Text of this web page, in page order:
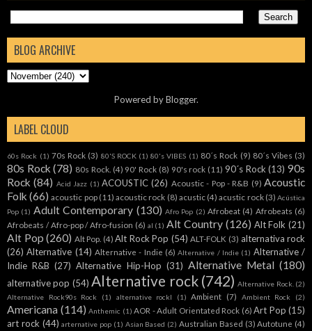
BLOG ARCHIVE
Powered byBlogger.
LABEL CLOUD
60s Rock (1) 70s Rock (3) 80'S ROCK (1) 80's VIBES (1) 80´s Rock (9) 80´s Vibes (3)
80s Rock (78) 80s Rock. (4) 90' Rock (8) 90's rock (11) 90´s Rock (13) 90s
Rock (84) Acid Jazz (1) ACOUSTIC (26) Acoustic - Pop - R&B (9) Acoustic
Folk (66) acoustic pop (11) acoustic rock (8) acustic (4) acustic rock (3) Acústica
Pop (1) Adult Contemporary (130) Afro Pop (2) Afrobeat (4) Afrobeats (6)
Afrobeats / Afro-pop / Afro-fusion (6) al (1) Alt Country (126) Alt Folk (21)
Alt Pop (260) Alt Pop. (4) Alt Rock Pop (54) ALT-FOLK (3) alternativa rock
(26) Alternative (14) Alternative - Indie (6) Alternative / Indie (1) Alternative /
Indie R&B (27) Alternative Hip-Hop (31) Alternative Metal (180)
alternative pop (54) Alternative rock (742) Alternative Rock. (2)
Alternative Rock90s Rock
(1) alternative rockl (1) Ambient (7) Ambient Rock (2)
Americana (114) Anthemic (1) AOR - Adult Orientated Rock (6) Art Pop (15)
art rock (44) arternative pop (1) Asian Based (2) Australian Based (3) Autotune (4)